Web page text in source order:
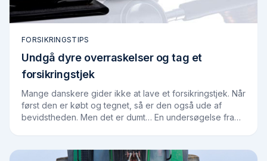
FORSIKRINGSTIPS
Undgå dyre overraskelser og tag et
forsikringstjek
Mange danskere gider ikke at lave et forsikringstjek. Når
først den er købt og tegnet, så er den også ude af
bevidstheden. Men det er dumt… En undersøgelse fra